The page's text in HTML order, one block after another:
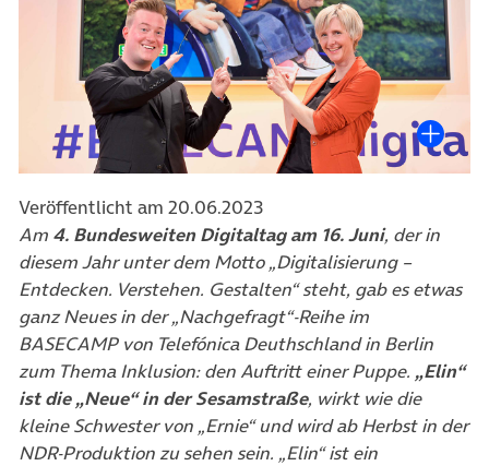
Veröffentlicht am 20.06.2023
Am 4. Bundesweiten Digitaltag am 16. Juni, der in
diesem Jahr unter dem Motto „Digitalisierung –
Entdecken. Verstehen. Gestalten“ steht, gab es etwas
ganz Neues in der „Nachgefragt“-Reihe im
BASECAMP von Telefónica Deuthschland in Berlin
zum Thema Inklusion: den Auftritt einer Puppe. „Elin“
ist die „Neue“ in der Sesamstraße, wirkt wie die
kleine Schwester von „Ernie“ und wird ab Herbst in der
NDR-Produktion zu sehen sein. „Elin“ ist ein